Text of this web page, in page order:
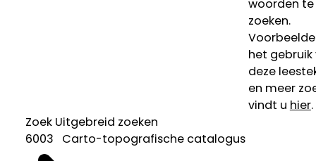
woorden te
zoeken.
het gebruik
deze
en meer
vindt u hier.
Zoek Uitgebreid zoeken
6003 Carto-topografische catalogus